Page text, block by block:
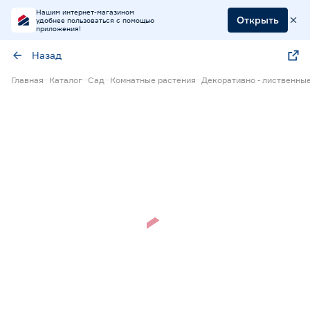
Нашим интернет-магазином
удобнее пользоваться с помощью
приложения!
Открыть
Назад
Главная Каталог Сад Комнатные растения Декоративно -